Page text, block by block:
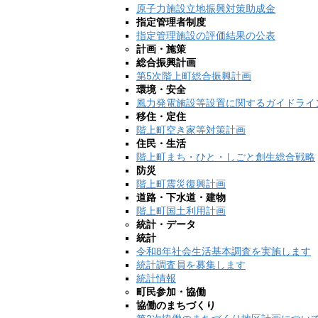
原子力施設立地振興対策助成金
指定管理者制度
指定管理施設の評価結果の公表
計画・施策
総合振興計画
第5次階上町総合振興計画
環境・安全
風力発電施設等設置に関するガイドライ
移住・定住
階上町空き家等対策計画
住民・生活
階上町まち・ひと・しごと創生総合戦略
防災
階上町震災復興計画
道路・下水道・建物
階上町国土利用計画
統計・データ
統計
令和8年社会生活基本調査を実施します
統計調査員を募集します
統計情報
町民参加・協働
協働のまちづくり